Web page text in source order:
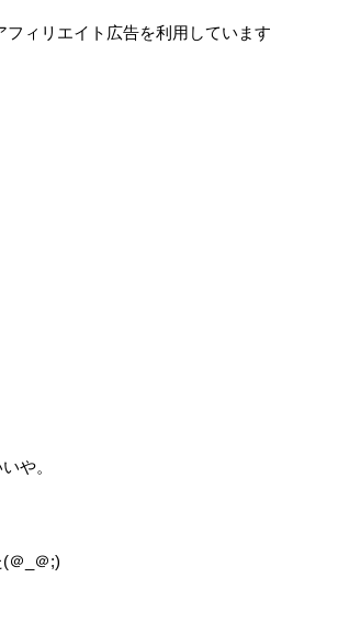
ィリエイト広告を利用しています
や。
＠_＠;)